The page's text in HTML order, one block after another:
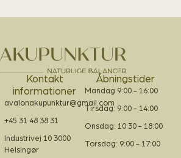
Kontakt
informationer
avalonakupunktur@gmail.com
+45 31 48 38 31
Industrivej 10 3000
Helsingør
Åbningstider
Mandag 9:00 - 16:00
Tirsdag: 9:00 - 14:00
Onsdag: 10:30 - 18:00
Torsdag: 9:00 - 17:00